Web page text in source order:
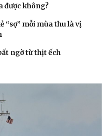
được không?
“sợ” mỗi mùa thu là vị
ngờ từ thịt ếch